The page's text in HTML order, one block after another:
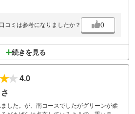
コミは参考になりましたか？ 0
続きを見る
4.0
した。が、南コースでしたがグリーンが柔